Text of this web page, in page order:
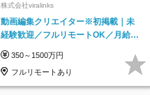
株式会社viralinks
動画編集クリエイター※初掲載｜未
経験歓迎／フルリモートOK／月給32
350～1500万円
フルリモートあり